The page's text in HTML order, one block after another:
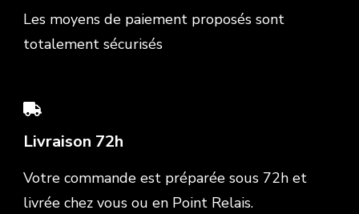
Les moyens de paiement proposés sont
totalement sécurisés
Livraison 72h
Votre commande est préparée sous 72h et
livrée chez vous ou en Point Relais.